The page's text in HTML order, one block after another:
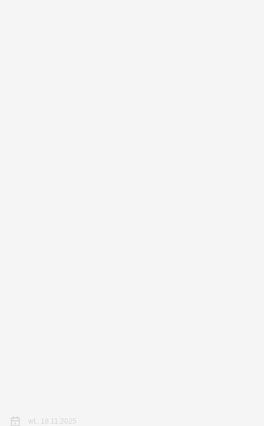
wt., 18.11.2025